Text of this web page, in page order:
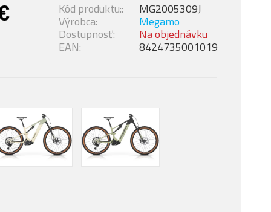
Dostupnosť: Na objednávku
Výrobca: Megamo
Kód produktu:: MG2005309J
EAN: 8424735001019